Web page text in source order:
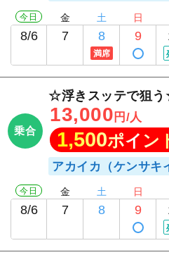
今日
8/6
金
7
土
8
満席
日
9
乗合
☆浮きスッテで狙
13,000 円/人
1,500ポイン
アカイカ（ケンサキ
今日
8/6
金
7
土
8
日
9